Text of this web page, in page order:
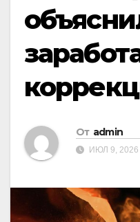
От admin
ИЮЛ 9, 2026